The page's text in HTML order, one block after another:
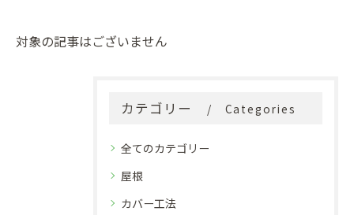
対象の記事はございません
カテゴリー Categories
全てのカテゴリー
屋根
カバー工法